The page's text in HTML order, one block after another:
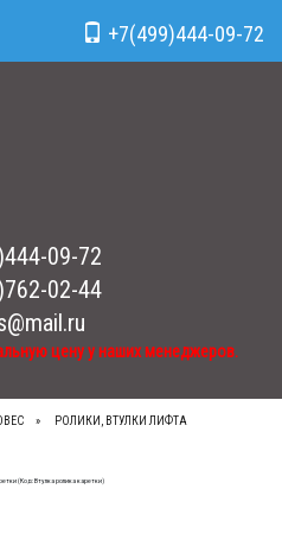
цену у наших менеджеров.
09-72
02-44
цену у наших менеджеров.
+7(499)444-09-72
РОЛИКИ, ВТУЛКИ ЛИФТА